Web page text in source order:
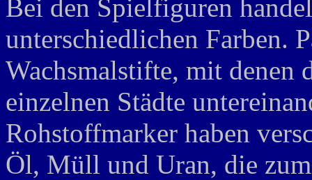
Bei den Spielfiguren
unterschiedlichen Farben.
Wachsmalstifte, mit denen
einzelnen Städte
Rohstoffmarker haben
Öl, Müll und Uran, die